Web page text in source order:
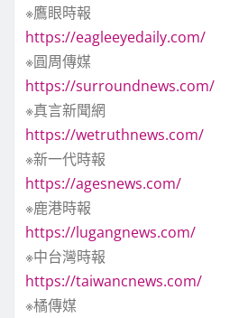
※鷹眼時報
https://eagleeyedaily.com/
※圓周傳媒
https://surroundnews.com/
※真言新聞網
https://wetruthnews.com/
※新一代時報
https://agesnews.com/
※鹿港時報
https://lugangnews.com/
※中台灣時報
https://taiwancnews.com/
※橘傳媒